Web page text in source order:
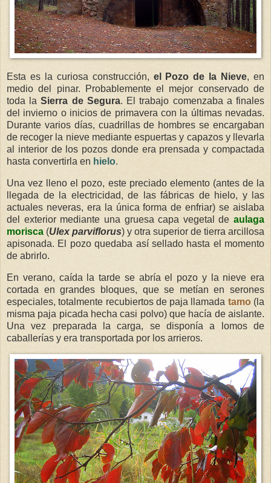
Esta es la curiosa construcción, el Pozo de la Nieve, en
medio del pinar. Probablemente el mejor conservado de
toda laSierra de Segura. El trabajo comenzaba a finales
del invierno o inicios de primavera con la últimas nevadas.
Durante varios días, cuadrillas de hombres se encargaban
de recoger la nieve mediante espuertas y capazos y llevarla
al interior de los pozos donde era prensada y compactada
hasta convertirla en hielo.
Una vez lleno el pozo, este preciado elemento (antes de la
llegada de la electricidad, de las fábricas de hielo, y las
actuales neveras, era la única forma de enfriar) se aislaba
del exterior mediante una gruesa capa vegetal de aulaga
morisca (Ulex parviflorus) y otra superior de tierra arcillosa
apisonada. El pozo quedaba así sellado hasta el momento
de abrirlo.
En verano, caída la tarde se abría el pozo y la nieve era
cortada en grandes bloques, que se metían en serones
especiales, totalmente recubiertos de paja llamada tamo (la
misma paja picada hecha casi polvo) que hacía de aislante.
Una vez preparada la carga, se disponía a lomos de
caballerías y era transportada por los arrieros.